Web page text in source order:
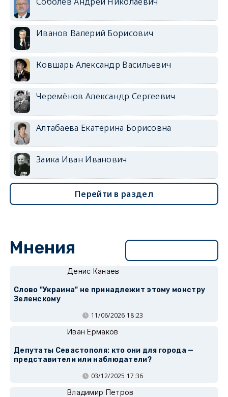
Иванов Валерий Борисович
Ковшарь Александр Васильевич
Черемёнов Александр Сергеевич
Алтабаева Екатерина Борисовна
Заика Иван Иванович
Перейти в раздел
Мнения
Денис Канаев
Слово "Украина" не принадлежит этому монстру
Зеленскому
11/06/2026 18:23
Иван Ермаков
Депутаты Севастополя: кто они для города —
представители или наблюдатели?
03/12/2025 17:36
Владимир Петров